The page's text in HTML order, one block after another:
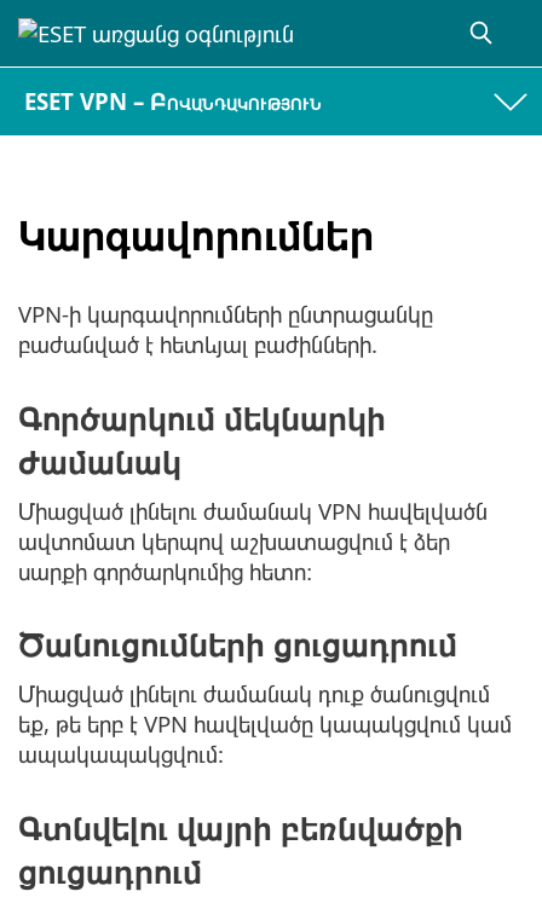
ESET VPN – Բովանդակություն
Կարգավորումներ
VPN-ի կարգավորումների ընտրացանկը
բաժանված է հետևյալ բաժինների.
Գործարկում մեկնարկի
ժամանակ
Միացված լինելու ժամանակ VPN հավելվածն
ավտոմատ կերպով աշխատացվում է ձեր
սարքի գործարկումից հետո։
Ծանուցումների ցուցադրում
Միացված լինելու ժամանակ դուք ծանուցվում
եք, թե երբ է VPN հավելվածը կապակցվում կամ
ապակապակցվում:
Գտնվելու վայրի բեռնվածքի
ցուցադրում